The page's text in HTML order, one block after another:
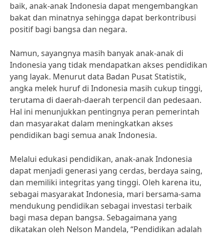
baik, anak-anak Indonesia dapat mengembangkan
bakat dan minatnya sehingga dapat berkontribusi
positif bagi bangsa dan negara.
Namun, sayangnya masih banyak anak-anak di
Indonesia yang tidak mendapatkan akses pendidikan
yang layak. Menurut data Badan Pusat Statistik,
angka melek huruf di Indonesia masih cukup tinggi,
terutama di daerah-daerah terpencil dan pedesaan.
Hal ini menunjukkan pentingnya peran pemerintah
dan masyarakat dalam meningkatkan akses
pendidikan bagi semua anak Indonesia.
Melalui edukasi pendidikan, anak-anak Indonesia
dapat menjadi generasi yang cerdas, berdaya saing,
dan memiliki integritas yang tinggi. Oleh karena itu,
sebagai masyarakat Indonesia, mari bersama-sama
mendukung pendidikan sebagai investasi terbaik
bagi masa depan bangsa. Sebagaimana yang
dikatakan oleh Nelson Mandela, “Pendidikan adalah